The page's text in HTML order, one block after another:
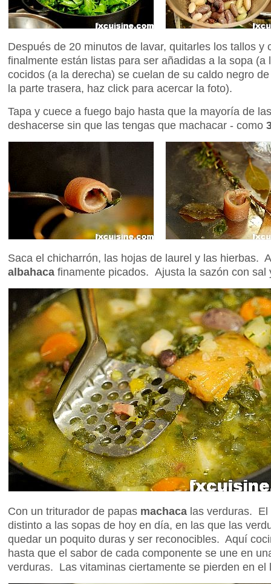
Después de 20 minutos de lavar, quitarles los tallos y
finalmente están listas para ser añadidas a la sopa
cocidos (a la derecha) se cuelan de su caldo negro
la parte trasera, haz click para acercar la foto).
Tapa y cuece a fuego bajo hasta que la mayoría de
deshacerse sin que las tengas que machacar - como
Saca el chicharrón, las hojas de laurel y las hierbas.
albahaca finamente picados. Ajusta la sazón con sal
Con un triturador de papas machaca las verduras. El
distinto a las sopas de hoy en día, en las que las
quedar un poquito duras y ser reconocibles. Aquí
hasta que el sabor de cada componente se une en
verduras. Las vitaminas ciertamente se pierden en el